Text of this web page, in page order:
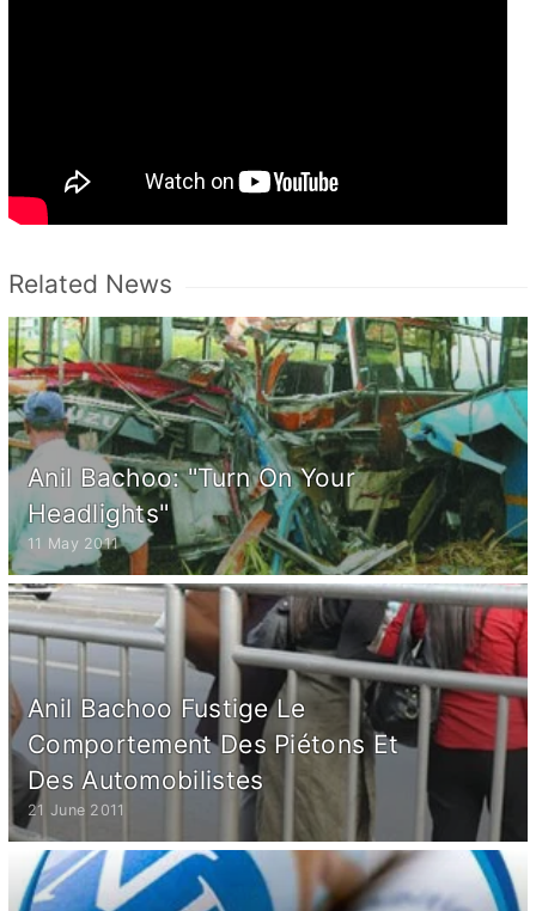
Related News
Anil Bachoo: "Turn On Your
Headlights"
11 May 2011
Anil Bachoo Fustige Le
Comportement Des Piétons Et
Des Automobilistes
21 June 2011